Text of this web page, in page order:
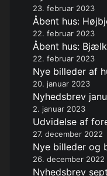
23. februar 2023
Åbent hus:
22. februar 2023
Åbent hus:
22. februar 2023
Nye billeder af
20. januar 2023
Nyhedsbrev
2. januar 2023
Udvidelse af
27. december 2022
Nye billeder og
26. december 2022
Nyhedsbrev